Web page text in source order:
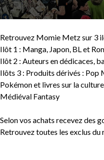
Retrouvez Momie Metz sur 3
Ilôt 1 : Manga, Japon, BL et
Ilôt 2 : Auteurs en dédicaces,
Ilôts 3 : Produits dérivés : Pop
Pokémon et livres sur la
Médiéval Fantasy
Selon vos achats recevez des
Retrouvez toutes les exclus